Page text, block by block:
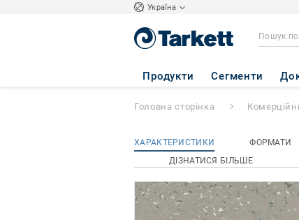
Україна
Продукти Сегменти
iQ NATURAL -
Головна сторінка
ХАРАКТЕРИСТИКИ ФОРМАТИ
ДІЗНАТИСЯ БІЛЬШЕ